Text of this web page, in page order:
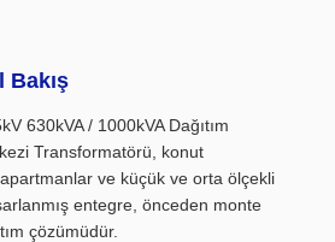
Bakış
630kVA / 1000kVA Dağıtım
Transformatörü, konut
ve küçük ve orta ölçekli
entegre, önceden monte
çözümüdür.